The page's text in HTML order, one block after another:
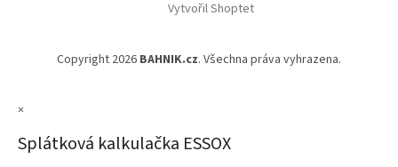
Vytvořil Shoptet
Copyright 2026 BAHNIK.cz. Všechna práva vyhrazena.
×
Splátková kalkulačka ESSOX